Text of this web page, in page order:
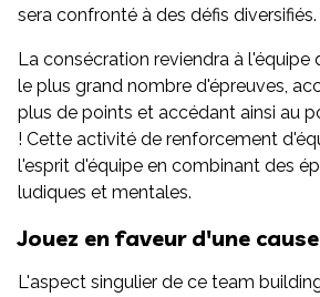
sera confronté à des défis diversifiés.
La consécration reviendra à l'équipe
le plus grand nombre d'épreuves,
plus de points et accédant ainsi au
! Cette activité de renforcement
l'esprit d'équipe en combinant des
ludiques et mentales.
Jouez en faveur d'une
L'aspect singulier de ce team